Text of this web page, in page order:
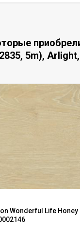
5m),
Wonderful Life Honey